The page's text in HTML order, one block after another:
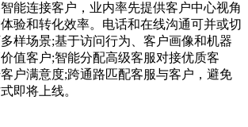
连接客户，业内率先提供客户中心视角
验和转化效率。电话和在线沟通可并或切
样场景;基于访问行为、客户画像和机器
值客户;智能分配高级客服对接优质客
户满意度;跨通路匹配客服与客户，避免
即将上线。